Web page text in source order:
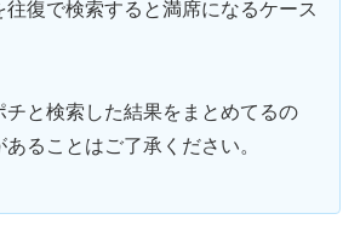
復で検索すると満席になるケース
チと検索した結果をまとめてるの
ることはご了承ください。